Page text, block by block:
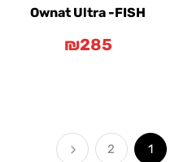
Ownat Ultra -
₪
2